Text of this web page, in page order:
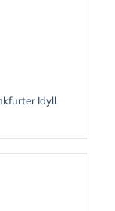
Idyll